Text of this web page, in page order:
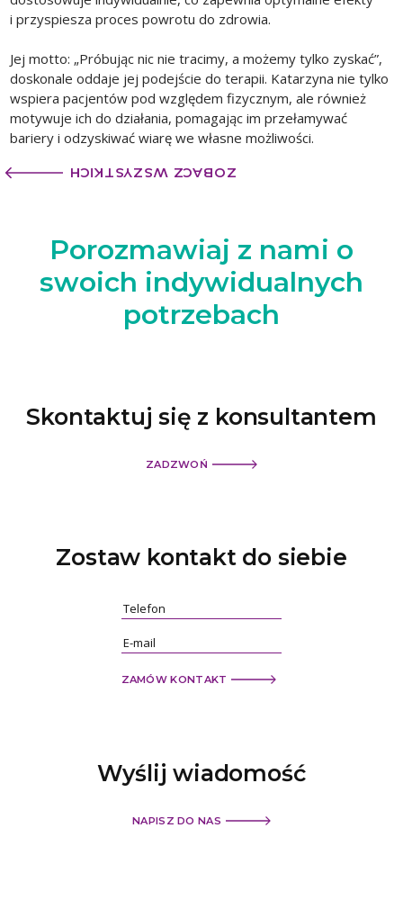
i przyspiesza proces powrotu do zdrowia.
Jej motto: „Próbując nic nie tracimy, a możemy tylko zyskać”,
doskonale oddaje jej podejście do terapii. Katarzyna nie tylko
wspiera pacjentów pod względem fizycznym, ale również
motywuje ich do działania, pomagając im przełamywać
bariery i odzyskiwać wiarę we własne możliwości.
ZOBACZ WSZYSTKICH
Porozmawiaj z nami o
swoich indywidualnych
potrzebach
Skontaktuj się z konsultantem
ZADZWOŃ
Zostaw kontakt do siebie
ZAMÓW KONTAKT
Wyślijwiadomość
NAPISZ DO NAS